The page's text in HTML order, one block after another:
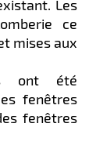
Les
ce
mises aux
ont été
fenêtres
fenêtres